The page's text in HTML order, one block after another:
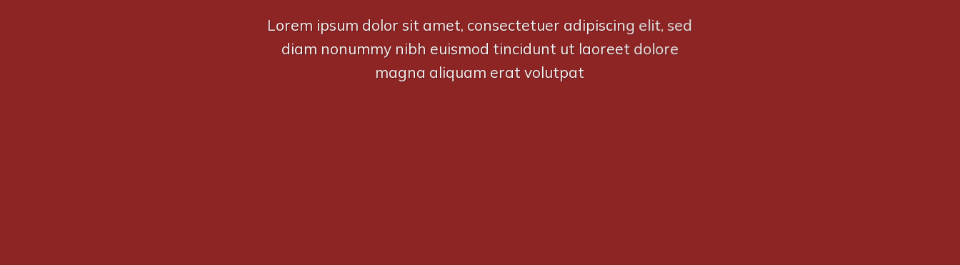
Lorem ipsum dolor sit amet, consectetuer adipiscing elit, sed
diam nonummy nibh euismod tincidunt ut laoreet dolore
magna aliquam erat volutpat